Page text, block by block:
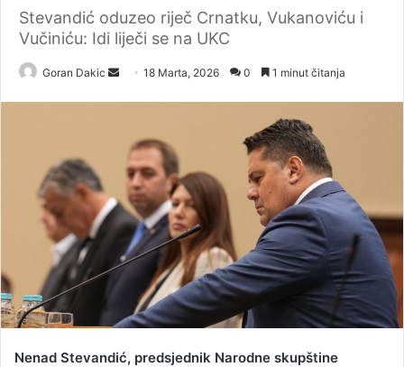
Stevandić oduzeo riječ Crnatku, Vukanoviću i
Vučiniću: Idi liječi se na UKC
Goran Dakic
e
m
i
18 Marta, 2026 0 1 minut čitanja
Nenad Stevandić, predsjednik Narodne skupštine